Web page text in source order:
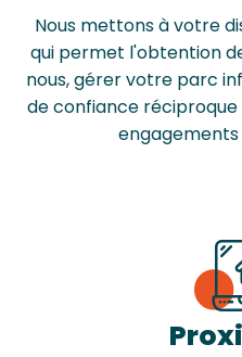
Nous mettons à votre
qui permet l'obtention
nous, gérer votre parc
de confiance
engagements